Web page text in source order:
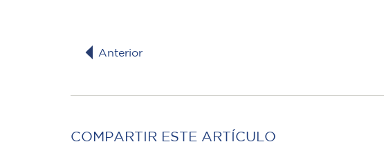
Anterior
COMPARTIR ESTE ARTÍCULO